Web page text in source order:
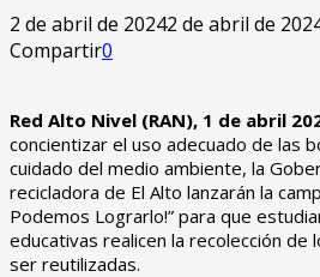
2 de abril de 20242 de abril de
Compartir0
Red Alto Nivel (RAN), 1 de abril
concientizar el uso adecuado de las
cuidado del medio ambiente, la
recicladora de El Alto lanzarán la
Podemos Lograrlo!” para que
educativas realicen la recolección de
ser reutilizadas.